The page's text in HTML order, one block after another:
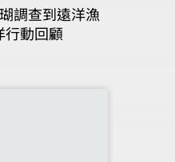
調查到遠洋漁
行動回顧